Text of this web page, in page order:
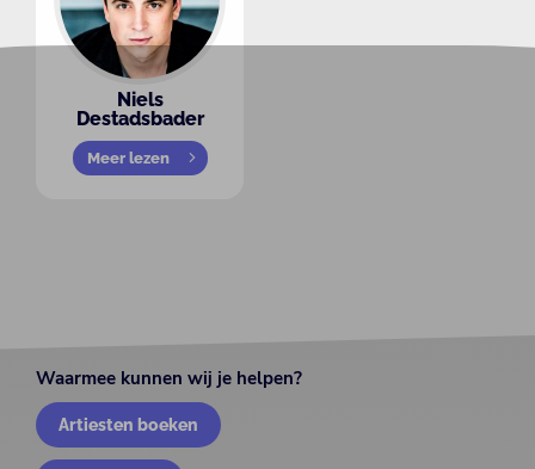
Niels
Destadsbader
Meer lezen
Waarmee kunnen wij je helpen?
Artiesten boeken